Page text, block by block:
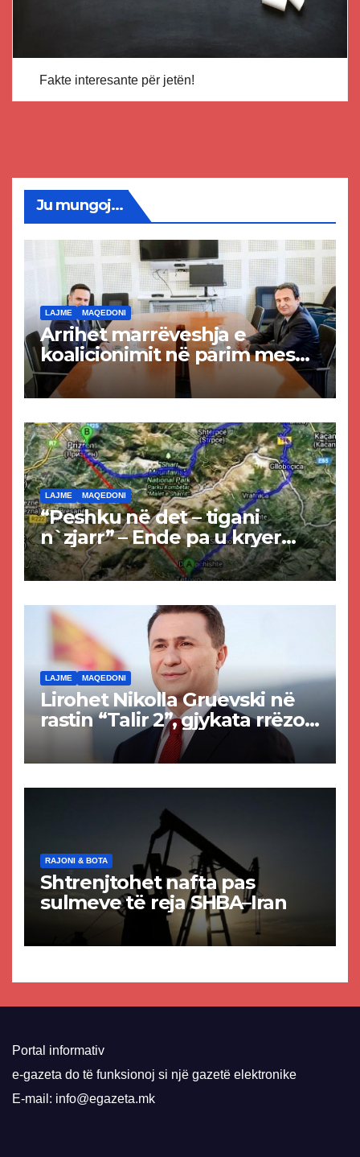
Fakte interesante për jetën!
Ju mungoj...
LAJME MAQEDONI
Arrihet marrëveshja e
koalicionimit në parim mes
Kurtit dhe Abdixhikut
LAJME MAQEDONI
“Peshku në det – tigani
n`zjarr” – Ende pa u kryer
projekti i tunelit, komuna e
Tetovës nis punimet për
LAJME MAQEDONI
Lirohet Nikolla Gruevski në
rastin “Talir 2”, gjykata rrëzon
akuzat për ndërtimin e
paligjshëm të selisë së
RAJONI & BOTA
Shtrenjtohet nafta pas
sulmeve të reja SHBA–Iran
Portal informativ
e-gazeta do të funksionoj si një gazetë elektronike
E-mail: info@egazeta.mk